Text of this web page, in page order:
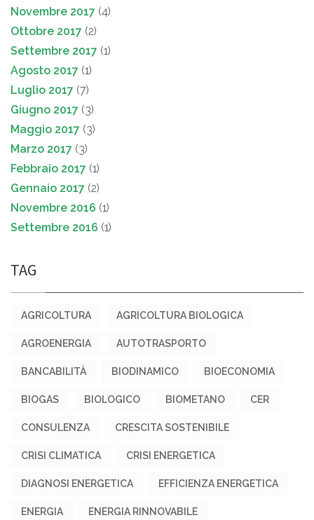
Novembre 2017 (4)
Ottobre 2017 (2)
Settembre 2017 (1)
Agosto 2017 (1)
Luglio 2017 (7)
Giugno 2017 (3)
Maggio 2017 (3)
Marzo 2017 (3)
Febbraio 2017 (1)
Gennaio 2017 (2)
Novembre 2016 (1)
Settembre 2016 (1)
TAG
AGRICOLTURA AGRICOLTURA BIOLOGICA
AGROENERGIA AUTOTRASPORTO
BANCABILITÀ BIODINAMICO BIOECONOMIA
BIOGAS BIOLOGICO BIOMETANO CER
CONSULENZA CRESCITA SOSTENIBILE
CRISI CLIMATICA CRISI ENERGETICA
DIAGNOSI ENERGETICA EFFICIENZA ENERGETICA
ENERGIA ENERGIA RINNOVABILE